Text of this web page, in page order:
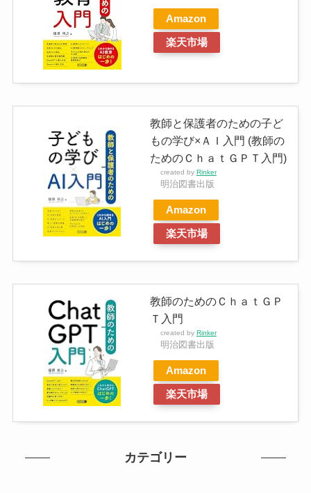
Amazon
楽天市場
教師と保護者のための子ど
もの学び×ＡＩ入門 (教師の
ためのＣｈａｔＧＰＴ入門)
created by Rinker
明治図書出版
Amazon
楽天市場
教師のためのＣｈａｔＧＰ
Ｔ入門
created by Rinker
明治図書出版
Amazon
楽天市場
カテゴリー